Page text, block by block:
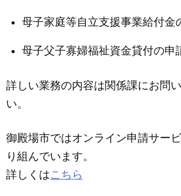
母子家庭等自立支援事業給付金
母子父子寡婦福祉資金貸付の申
詳しい業務の内容は関係課にお問
い。
御殿場市ではオンライン申請サー
り組んでいます。
詳しくはこちら